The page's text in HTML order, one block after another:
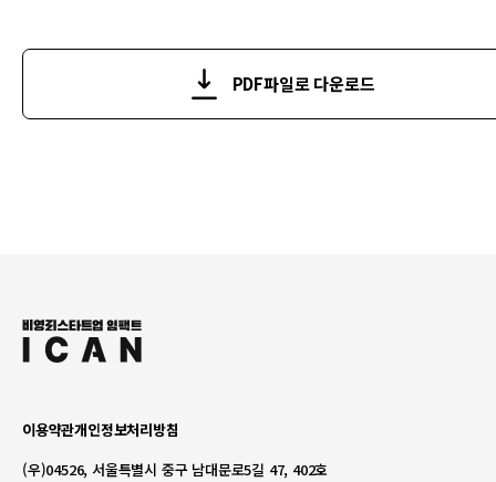
PDF파일로 다운로드
이용약관개인정보처리방침
(우)04526, 서울특별시 중구 남대문로5길 47, 402호